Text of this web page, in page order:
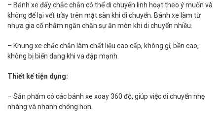
– Bánh xe đẩy chắc chắn có thể di chuyển linh hoạt theo ý muốn và
không để lại vết trầy trên mặt sàn khi di chuyển. Bánh xe làm từ
nhựa gia cố nhằm ngăn chặn sự ăn mòn khi di chuyển nhiều.
– Khung xe chắc chắn làm chất liệu cao cấp, không gỉ, bền cao,
không bị biến dạng khi va đập mạnh.
Thiết kế tiện dụng:
– Sản phẩm có các bánh xe xoay 360 độ, giúp việc di chuyển nhẹ
nhàng và nhanh chóng hơn.